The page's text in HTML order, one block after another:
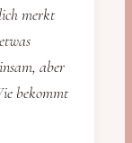
merkt
aber
bekommt